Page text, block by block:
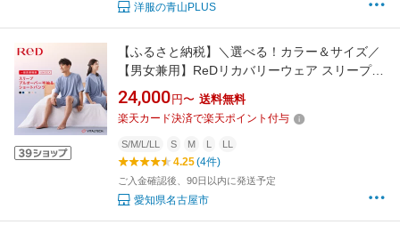
洋服の青山PLUS
【ふるさと納税】＼選べる！カラー＆サイズ／
【男女兼用】ReDリカバリーウェア スリープ
プルオーバー半袖 ショートパンツ パジャマ ル
ームウェア 疲労回復 血行促進 一般医療機器 バ
イタルテック
24,000 円〜 送料無料
楽天カード決済で楽天ポイント付与
S/M/L/LL S M L LL
4.25(4件)
ご入金確認後、90日以内に発送予定
愛知県名古屋市